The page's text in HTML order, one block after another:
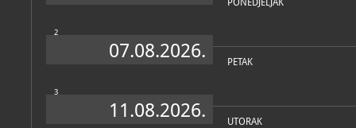
PONEDJELJAK
2
07.08.2026. PETAK
3
11.08.2026. UTORAK